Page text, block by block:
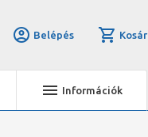
Belépés Kosár
Információk